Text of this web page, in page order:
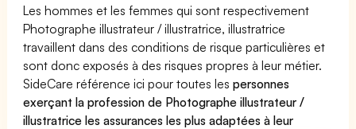
Les hommes et les femmes qui sont respectivement
Photographe illustrateur / illustratrice, illustratrice
travaillent dans des conditions de risque particulières et
sont donc exposés à des risques propres à leur métier.
SideCare référence ici pour toutes lespersonnes
exerçant la profession de Photographe illustrateur /
illustratrice les assurances les plus adaptées à leur